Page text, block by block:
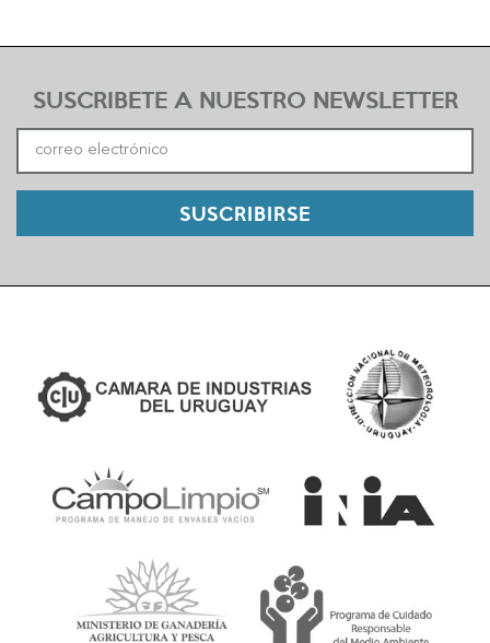
SUSCRIBETE A NUESTRO NEWSLETTER
SUSCRIBIRSE